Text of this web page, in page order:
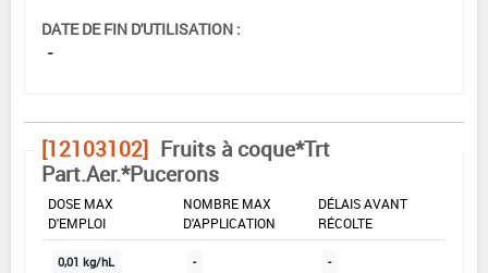
DATE DE FIN D'UTILISATION :
-
[12103102] Fruits à coque*Trt
Part.Aer.*Pucerons
DOSE MAX
D'EMPLOI
NOMBRE MAX
D'APPLICATION
DÉLAIS AVANT
RÉCOLTE
0,01 kg/hL - -